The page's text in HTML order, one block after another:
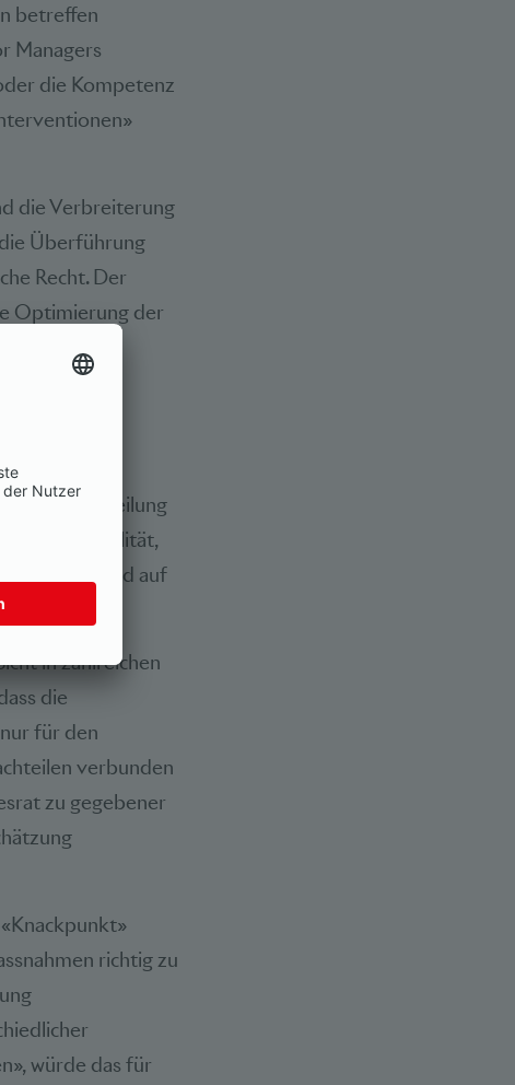
betreffen
Managers
die Kompetenz
die Verbreiterung
Überführung
Recht. Der
Optimierung der
der
und Beurteilung
Systemstabilität,
und auf
in zahlreichen
die
für den
verbunden
zu gegebener
richtig zu
würde das für